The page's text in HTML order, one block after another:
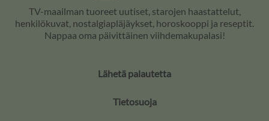
TV-maailman tuoreet uutiset, starojen haastattelut,
henkilökuvat, nostalgiapläjäykset, horoskooppi ja reseptit.
Nappaa oma päivittäinen viihdemakupalasi!
Lähetä palautetta
Tietosuoja